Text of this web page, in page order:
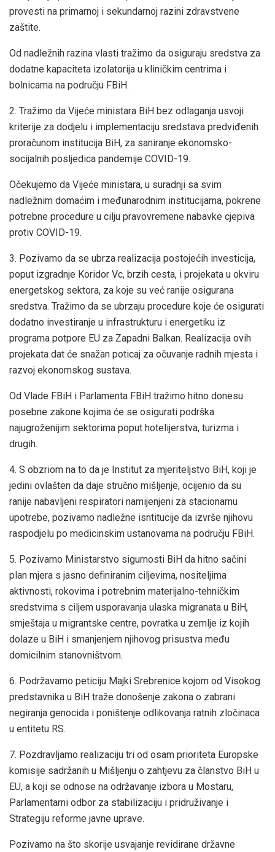
provesti na primarnoj i sekundarnoj razini zdravstvene
zaštite.
Od nadležnih razina vlasti tražimo da osiguraju sredstva za
dodatne kapaciteta izolatorija u kliničkim centrima i
bolnicama na području FBiH.
2. Tražimo da Vijeće ministara BiH bez odlaganja usvoji
kriterije za dodjelu i implementaciju sredstava predviđenih
proračunom institucija BiH, za saniranje ekonomsko-
socijalnih posljedica pandemije COVID-19.
Očekujemo da Vijeće ministara, u suradnji sa svim
nadležnim domaćim i međunarodnim institucijama, pokrene
potrebne procedure u cilju pravovremene nabavke cjepiva
protiv COVID-19.
3. Pozivamo da se ubrza realizacija postojećih investicija,
poput izgradnje Koridor Vc, brzih cesta, i projekata u okviru
energetskog sektora, za koje su već ranije osigurana
sredstva. Tražimo da se ubrzaju procedure koje će osigurati
dodatno investiranje u infrastrukturu i energetiku iz
programa potpore EU za Zapadni Balkan. Realizacija ovih
projekata dat će snažan poticaj za očuvanje radnih mjesta i
razvoj ekonomskog sustava.
Od Vlade FBiH i Parlamenta FBiH tražimo hitno donesu
posebne zakone kojima će se osigurati podrška
najugroženijim sektorima poput hotelijerstva, turizma i
drugih.
4. S obzriom na to da je Institut za mjeriteljstvo BiH, koji je
jedini ovlašten da daje stručno mišljenje, ocijenio da su
ranije nabavljeni respiratori namijenjeni za stacionarnu
upotrebe, pozivamo nadležne isntitucije da izvrše njihovu
raspodjelu po medicinskim ustanovama na području FBiH.
5. Pozivamo Ministarstvo sigurnosti BiH da hitno sačini
plan mjera s jasno definiranim ciljevima, nositeljima
aktivnosti, rokovima i potrebnim materijalno-tehničkim
sredstvima s ciljem usporavanja ulaska migranata u BiH,
smještaja u migrantske centre, povratka u zemlje iz kojih
dolaze u BiH i smanjenjem njihovog prisustva među
domicilnim stanovništvom.
6. Podržavamo peticiju Majki Srebrenice kojom od Visokog
predstavnika u BiH traže donošenje zakona o zabrani
negiranja genocida i poništenje odlikovanja ratnih zločinaca
u entitetu RS.
7. Pozdravljamo realizaciju tri od osam prioriteta Europske
komisije sadržanih u Mišljenju o zahtjevu za članstvo BiH u
EU, a koji se odnose na održavanje izbora u Mostaru,
Parlamentarni odbor za stabilizaciju i pridruživanje i
Strategiju reforme javne uprave.
Pozivamo na što skorije usvajanje revidirane državne